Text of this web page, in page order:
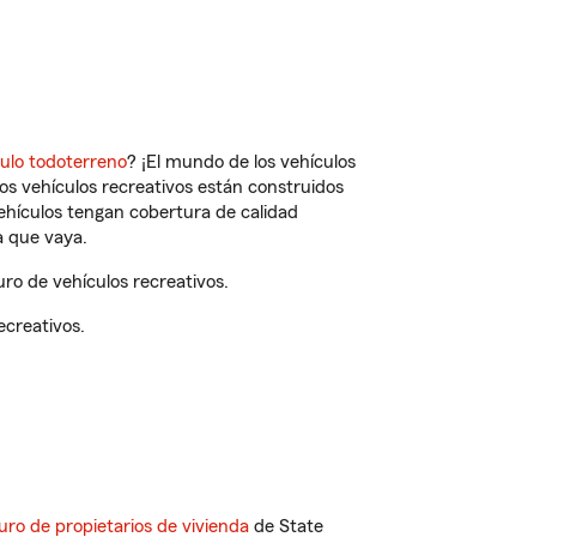
todoterreno? ¡El mundo de los vehículos
vehículos recreativos están construidos
tengan cobertura de calidad
que vaya.
de vehículos recreativos.
de propietarios de vivienda de State